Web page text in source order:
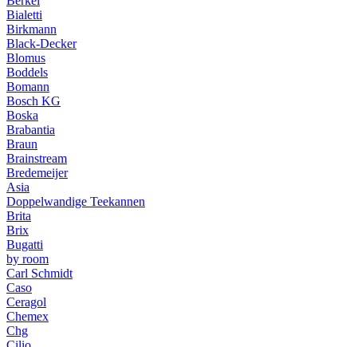
Bialetti
Birkmann
Black-Decker
Blomus
Boddels
Bomann
Bosch KG
Boska
Brabantia
Braun
Brainstream
Bredemeijer
Asia
Doppelwandige Teekannen
Brita
Brix
Bugatti
by room
Carl Schmidt
Caso
Ceragol
Chemex
Chg